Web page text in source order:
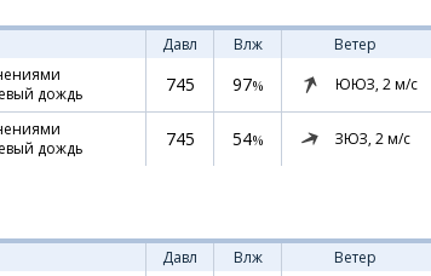
Давл Влж
Ветер
дождь
745 97% ЮЮЗ, 2м/с
дождь
745 54% ЗЮЗ, 2м/с
Давл Влж
Ветер